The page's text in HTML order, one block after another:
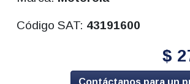
Código SAT: 43191600
$